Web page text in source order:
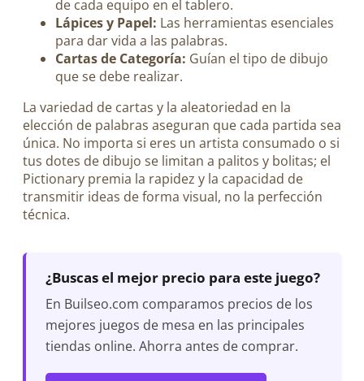
de cada equipo en el tablero.
Lápices y Papel: Las herramientas esenciales
para dar vida a las palabras.
Cartas de Categoría: Guían el tipo de dibujo
que se debe realizar.
La variedad de cartas y la aleatoriedad en la
elección de palabras aseguran que cada partida sea
única. No importa si eres un artista consumado o si
tus dotes de dibujo se limitan a palitos y bolitas; el
Pictionary premia la rapidez y la capacidad de
transmitir ideas de forma visual, no la perfección
técnica.
¿Buscas el mejor precio para este juego?
En Builseo.com comparamos precios de los
mejores juegos de mesa en las principales
tiendas online. Ahorra antes de comprar.